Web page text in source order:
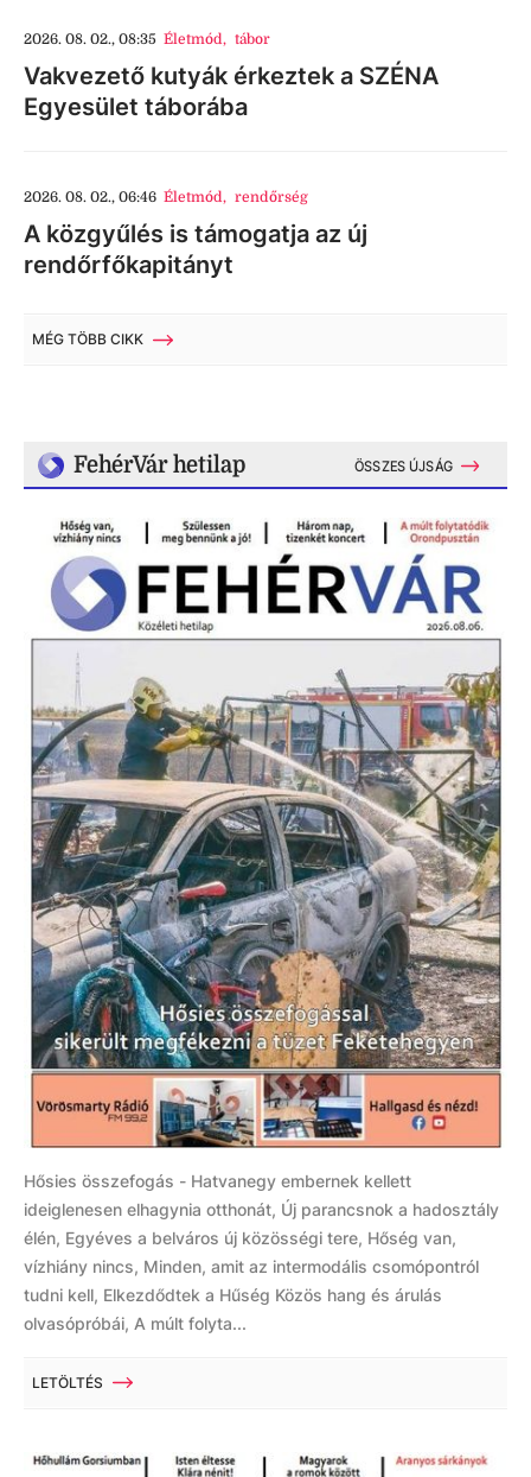
2026. 08. 02., 08:35 Életmód, tábor
Vakvezető kutyák érkeztek a SZÉNA
Egyesület táborába
2026. 08. 02., 06:46 Életmód, rendőrség
A közgyűlés is támogatja az új
rendőrfőkapitányt
MÉG TÖBB CIKK
FehérVár hetilap ÖSSZES ÚJSÁG
Hősies összefogás - Hatvanegy embernek kellett
ideiglenesen elhagynia otthonát, Új parancsnok a hadosztály
élén, Egyéves a belváros új közösségi tere, Hőség van,
vízhiány nincs, Minden, amit az intermodális csomópontról
tudni kell, Elkezdődtek a Hűség Közös hang és árulás
olvasópróbái, A múlt folyta...
LETÖLTÉS